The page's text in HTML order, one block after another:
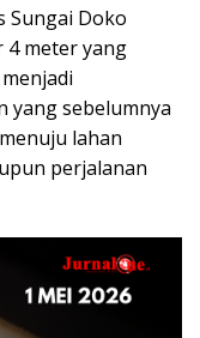
Sungai Doko
4 meter yang
yang sebelumnya
lahan
perjalanan